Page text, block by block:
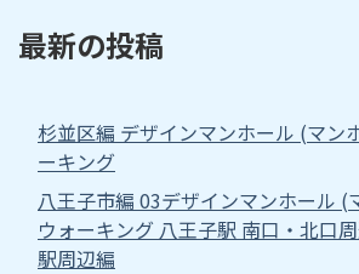
最新の投稿
杉並区編 デザインマンホール (マン
ーキング
八王子市編 03デザインマンホール (
ウォーキング 八王子駅 南口・北口
駅周辺編